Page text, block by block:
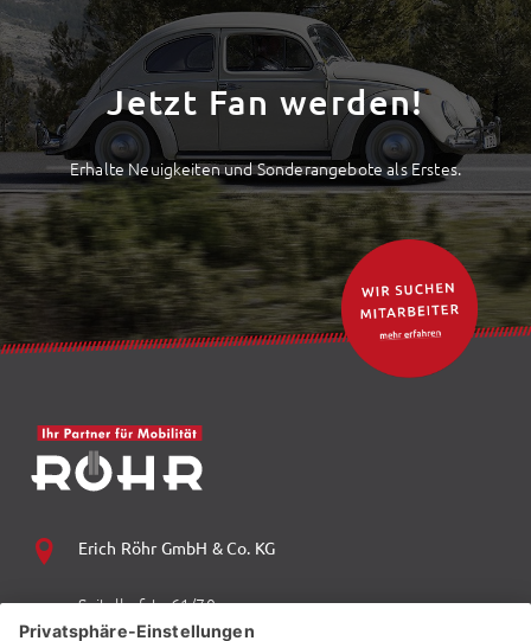
Jetzt Fan werden!
Erhalte Neuigkeiten und Sonderangebote als Erstes.
Erich Röhr GmbH & Co. KG
Spitalhofstr. 61/70
94032 Passau